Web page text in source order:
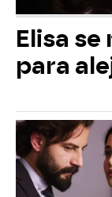
Elisa se
para